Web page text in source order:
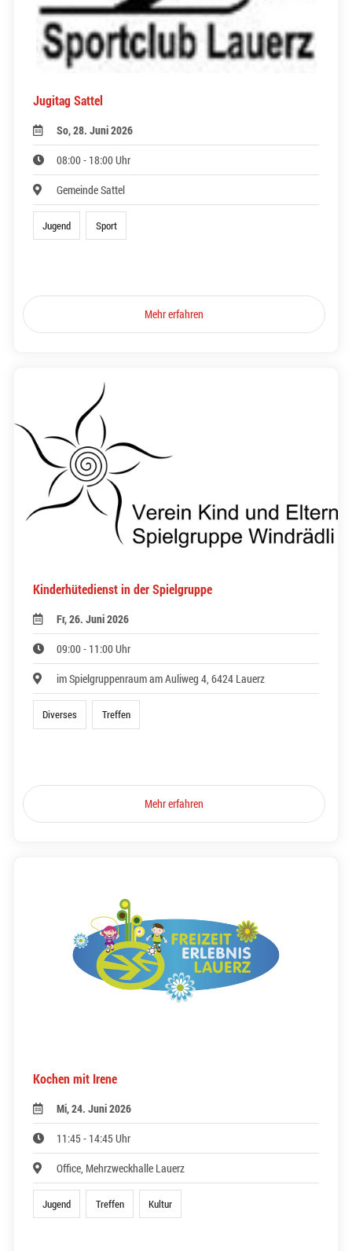
Jugitag Sattel
So, 28. Juni 2026
08:00 - 18:00 Uhr
Gemeinde Sattel
Jugend Sport
Mehr erfahren
Kinderhütedienst in der Spielgruppe
Fr, 26. Juni 2026
09:00 - 11:00 Uhr
im Spielgruppenraum am Auliweg 4, 6424 Lauerz
Diverses Treffen
Mehr erfahren
Kochen mit Irene
Mi, 24. Juni 2026
11:45 - 14:45 Uhr
Office, Mehrzweckhalle Lauerz
Jugend Treffen Kultur